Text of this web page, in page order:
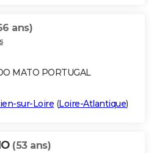
ans)
MATO PORTUGAL
sur-Loire (Loire-Atlantique)
(53 ans)